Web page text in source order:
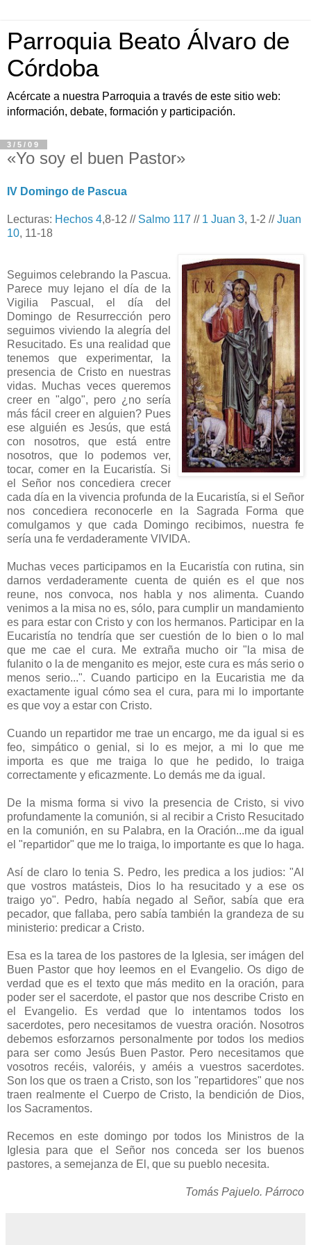
Parroquia Beato Álvaro de
Córdoba
Acércate a nuestra Parroquia a través de este sitio web:
información, debate, formación y participación.
3/5/09
«Yo soy el buen Pastor»
IV Domingo de Pascua
Lecturas: Hechos 4,8-12 // Salmo 117 // 1 Juan 3, 1-2 //Juan
10, 11-18
Seguimos celebrando la Pascua.
Parece muy lejano el día de la
Vigilia Pascual, el día del
Domingo de Resurrección pero
seguimos viviendo la alegría del
Resucitado. Es una realidad que
tenemos que experimentar, la
presencia de Cristo en nuestras
vidas. Muchas veces queremos
creer en "algo", pero ¿no sería
más fácil creer en alguien? Pues
ese alguién es Jesús, que está
con nosotros, que está entre
nosotros, que lo podemos ver,
tocar, comer en la Eucaristía. Si
el Señor nos concediera crecer
cada día en la vivencia profunda de la Eucaristía, si el Señor
nos concediera reconocerle en la Sagrada Forma que
comulgamos y que cada Domingo recibimos, nuestra fe
sería una fe verdaderamente VIVIDA.
Muchas veces participamos en la Eucaristía con rutina, sin
darnos verdaderamente cuenta de quién es el que nos
reune, nos convoca, nos habla y nos alimenta. Cuando
venimos a la misa no es, sólo, para cumplir un mandamiento
es para estar con Cristo y con los hermanos. Participar en la
Eucaristía no tendría que ser cuestión de lo bien o lo mal
que me cae el cura. Me extraña mucho oir "la misa de
fulanito o la de menganito es mejor, este cura es más serio o
menos serio...". Cuando participo en la Eucaristia me da
exactamente igual cómo sea el cura, para mi lo importante
es que voy a estar con Cristo.
Cuando un repartidor me trae un encargo, me da igual si es
feo, simpático o genial, si lo es mejor, a mi lo que me
importa es que me traiga lo que he pedido, lo traiga
correctamente y eficazmente. Lo demás me da igual.
De la misma forma si vivo la presencia de Cristo, si vivo
profundamente la comunión, si al recibir a Cristo Resucitado
en la comunión, en su Palabra, en la Oración...me da igual
el "repartidor" que me lo traiga, lo importante es que lo haga.
Así de claro lo tenia S. Pedro, les predica a los judios: "Al
que vostros matásteis, Dios lo ha resucitado y a ese os
traigo yo". Pedro, había negado al Señor, sabía que era
pecador, que fallaba, pero sabía también la grandeza de su
ministerio: predicar a Cristo.
Esa es la tarea de los pastores de la Iglesia, ser imágen del
Buen Pastor que hoy leemos en el Evangelio. Os digo de
verdad que es el texto que más medito en la oración, para
poder ser el sacerdote, el pastor que nos describe Cristo en
el Evangelio. Es verdad que lo intentamos todos los
sacerdotes, pero necesitamos de vuestra oración. Nosotros
debemos esforzarnos personalmente por todos los medios
para ser como Jesús Buen Pastor. Pero necesitamos que
vosotros recéis, valoréis, y améis a vuestros sacerdotes.
Son los que os traen a Cristo, son los "repartidores" que nos
traen realmente el Cuerpo de Cristo, la bendición de Dios,
los Sacramentos.
Recemos en este domingo por todos los Ministros de la
Iglesia para que el Señor nos conceda ser los buenos
pastores, a semejanza de El, que su pueblo necesita.
Tomás Pajuelo. Párroco